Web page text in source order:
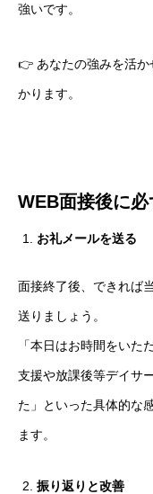
強いです。
👉 あなたの強みを活か
かります。
WEB面接後に
お礼メールを送る
面接終了後、できれば
送りましょう。
「本日はお時間をいた
支援や放課後等デイサ
た」といった具体的な
ます。
振り返りと改善